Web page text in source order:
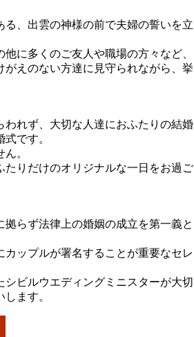
、出雲の神様の前で夫婦の誓いを立
に多くのご友人や職場の方々など、
えのない方達に見守られながら、挙
れず、大切な人達におふたりの結婚
です。
。
りだけのオリジナルな一日をお過ご
らず法律上の婚姻の成立を第一義と
ップルが署名することが重要なセレ
ビルウエディングミニスターが大切
ます。